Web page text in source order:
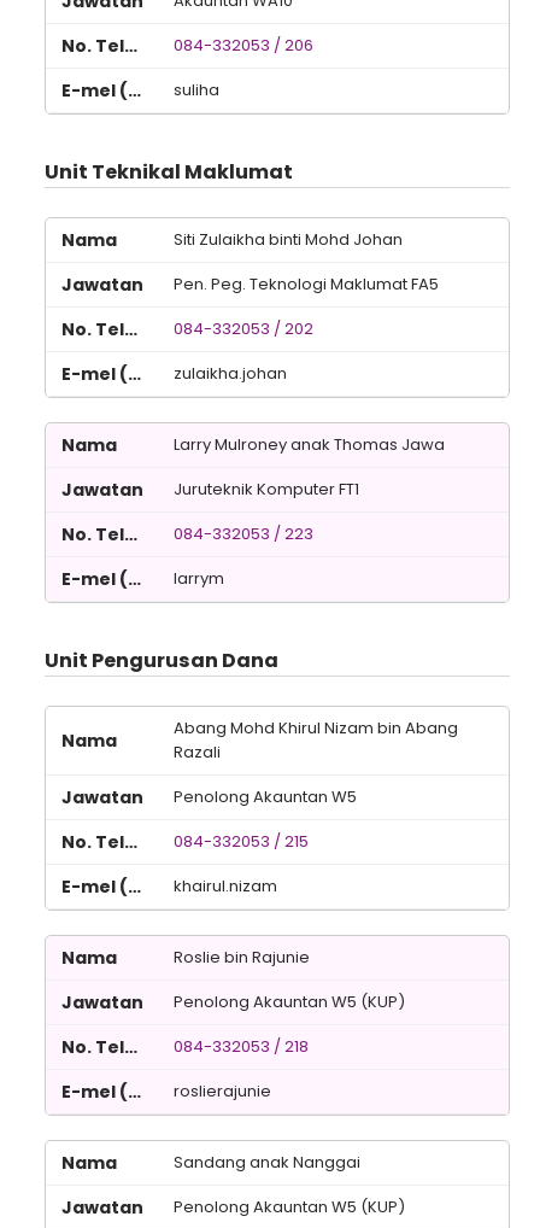
084-332053 / 206
suliha
Unit Teknikal Maklumat
Siti Zulaikha binti Mohd Johan
Pen. Peg. Teknologi Maklumat FA5
084-332053 / 202
zulaikha.johan
Larry Mulroney anak Thomas Jawa
Juruteknik Komputer FT1
084-332053 / 223
larrym
Unit Pengurusan Dana
Abang Mohd Khirul Nizam bin Abang
Razali
Penolong Akauntan W5
084-332053 / 215
khairul.nizam
Roslie bin Rajunie
Penolong Akauntan W5 (KUP)
084-332053 / 218
roslierajunie
Sandang anak Nanggai
Penolong Akauntan W5 (KUP)